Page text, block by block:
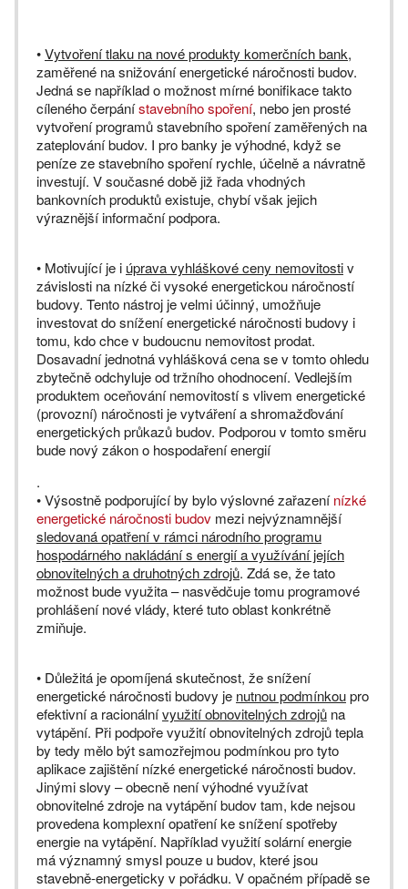
•Vytvoření tlaku na nové produkty komerčních bank,
zaměřené na snižování energetické náročnosti budov.
Jedná se například o možnost mírné bonifikace takto
cíleného čerpánístavebního spoření, nebo jen prosté
vytvoření programů stavebního spoření zaměřených na
zateplování budov. I pro banky je výhodné, když se
peníze ze stavebního spoření rychle, účelně a návratně
investují. V současné době již řada vhodných
bankovních produktů existuje, chybí však jejich
výraznější informační podpora.
• Motivující je i úprava vyhláškové ceny nemovitostiv
závislosti na nízké či vysoké energetickou náročností
budovy. Tento nástroj je velmi účinný, umožňuje
investovat do snížení energetické náročnosti budovy i
tomu, kdo chce v budoucnu nemovitost prodat.
Dosavadní jednotná vyhlášková cena se v tomto ohledu
zbytečně odchyluje od tržního ohodnocení. Vedlejším
produktem oceňování nemovitostí s vlivem energetické
(provozní) náročnosti je vytváření a shromažďování
energetických průkazů budov. Podporou v tomto směru
bude nový zákon o hospodaření energií
.
• Výsostně podporující by bylo výslovné zařazenínízké
energetické náročnosti budov mezi nejvýznamnější
sledovaná opatření v rámci národního programu
hospodárného nakládání s energií a využívání jejích
obnovitelných a druhotných zdrojů. Zdá se, že tato
možnost bude využita – nasvědčuje tomu programové
prohlášení nové vlády, které tuto oblast konkrétně
zmiňuje.
• Důležitá je opomíjená skutečnost, že snížení
energetické náročnosti budovy je nutnou podmínkoupro
efektivní a racionálnívyužití obnovitelných zdrojů na
vytápění. Při podpoře využití obnovitelných zdrojů tepla
by tedy mělo být samozřejmou podmínkou pro tyto
aplikace zajištění nízké energetické náročnosti budov.
Jinými slovy – obecně není výhodné využívat
obnovitelné zdroje na vytápění budov tam, kde nejsou
provedena komplexní opatření ke snížení spotřeby
energie na vytápění. Například využití solární energie
má významný smysl pouze u budov, které jsou
stavebně-energeticky v pořádku. V opačném případě se